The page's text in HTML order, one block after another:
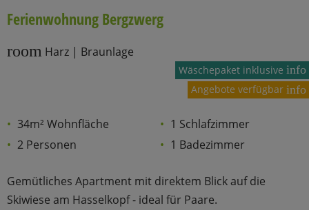
Ferienwohnung Bergzwerg
room Harz | Braunlage
Wäschepaket inklusiveinfo
Angebote verfügbar info
34m² Wohnfläche
2 Personen
1 Schlafzimmer
1 Badezimmer
Gemütliches Apartment mit direktem Blick auf die
Skiwiese am Hasselkopf - ideal für Paare.